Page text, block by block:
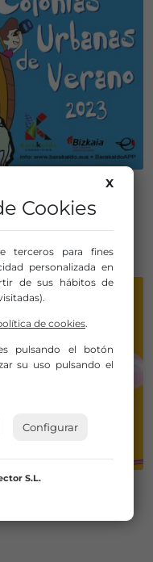
de verano
colonias de
X
Cookies
terceros para fines
personalizada en
de sus hábitos de
de cookies.
pulsando el botón
su uso pulsando el
Configurar
S.L.